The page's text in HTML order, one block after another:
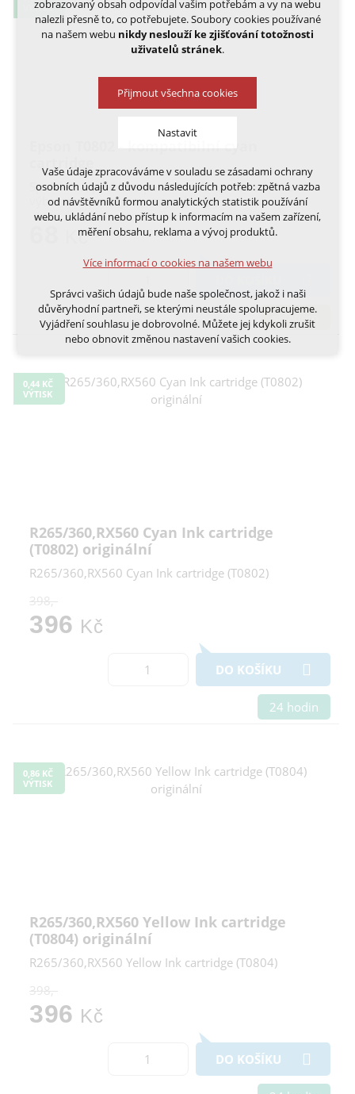
VÝTISK
cartridge
Spolehlivá, plně kompatibilní inkoustová náplň s
výborným poměrem ceny a kvality
Kč
skladem
0,44 KČ
VÝTISK
R265/360,RX560 Cyan Ink cartridge
(T0802) originální
R265/360,RX560 Cyan Ink cartridge (T0802)
398,-
396 Kč
DO KOŠÍKU
24 hodin
0,86 KČ
VÝTISK
R265/360,RX560 Yellow Ink cartridge
(T0804) originální
R265/360,RX560 Yellow Ink cartridge (T0804)
398,-
396 Kč
DO KOŠÍKU
zobrazovaný obsah odpovídal vašim potřebám a vy na webu
nalezli přesně to, co potřebujete. Soubory cookies používané
na našem webu nikdy neslouží ke zjišťování totožnosti
uživatelů stránek.
Přijmout všechna cookies
Nastavit
Technická cookies
nutná pro provozování webu
udržení kontextu stránek (session): případná
přihlášení, volby jazyka, apod.
Volitelná cookies
analytická pro anonymizované vyhodnocení
marketingová cookies (Google, Ecomail, Sklik,
Smartsupp, Heureka)
Více informací o cookies na našem webu
Přijmout všechna cookies
Vaše údaje zpracováváme v souladu se zásadami ochrany
osobních údajů z důvodu následujících potřeb: zpětná vazba
od návštěvníků formou analytických statistik používání
webu, ukládání nebo přístup k informacím na vašem zařízení,
měření obsahu, reklama a vývoj produktů.
Více informací o cookies na našem webu
Správci vašich údajů bude naše společnost, jakož i naši
důvěryhodní partneři, se kterými neustále spolupracujeme.
Vyjádření souhlasu je dobrovolné. Můžete jej kdykoli zrušit
nebo obnovit změnou nastavení vašich cookies.
Cookies a podobné technologie dělíme na technická: nutná
pro běh webu, bez nichž nelze web používat a volitelná. Do
této části spadají analytická a marketingová cookies.